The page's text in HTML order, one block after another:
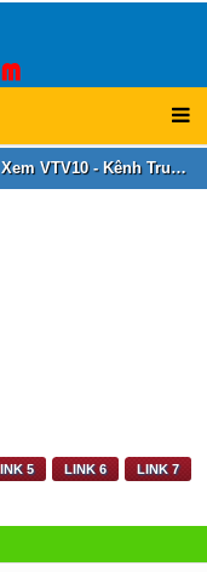
VTV10 - Kênh Truyền Hình Tây Nam Bộ | Xem VTV10 - Kênh Truyền Hình Tây Nam Bộ Nhanh Nhất | VTV10 - Kênh Truyền Hình Tây Nam Bộ Trực Tuyến
5 LINK 6
LINK 7